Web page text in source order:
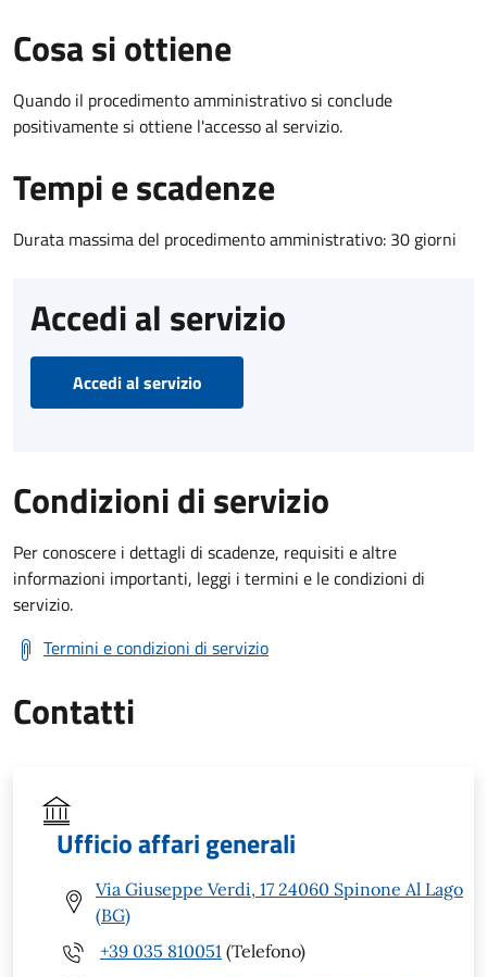
Cosa si ottiene
Quando il procedimento amministrativo si conclude
positivamente si ottiene l'accesso al servizio.
Tempi e scadenze
Durata massima del procedimento amministrativo: 30 giorni
Accedi al servizio
Accedi al servizio
Condizioni di servizio
Per conoscere i dettagli di scadenze, requisiti e altre
informazioni importanti, leggi i termini e le condizioni di
servizio.
Termini e condizioni di servizio
Contatti
Ufficio affari generali
Via Giuseppe Verdi, 17 24060 Spinone Al Lago
(BG)
+39 035 810051 (Telefono)